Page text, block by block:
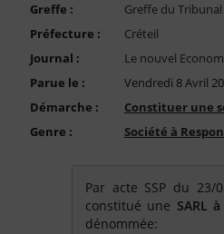
Greffe :
Greffe du
Préfecture :
Créteil
Journal :
Le nouvel
Parue le :
Vendredi 8 Avril
Démarche :
Constituer une
Genre :
Société à
Par acte SSP du 23/
constitué une SARL
dénommée: